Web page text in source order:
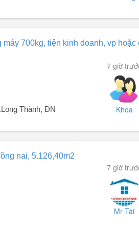
chính công ty Puonchen, trường THPT
700kg, tiện kinh doanh, vp hoặc
7 giờ
Khoa
Thành, ĐN
dừng. Có trang bị:
hộ dịch vụ, được phân vùng - để tiện
nai, 5.126,40m2
7 giờ
Mr Tài